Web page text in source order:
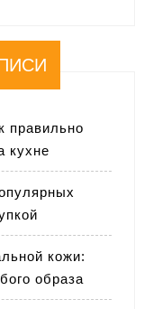
правильно
кухне
кожи:
образа